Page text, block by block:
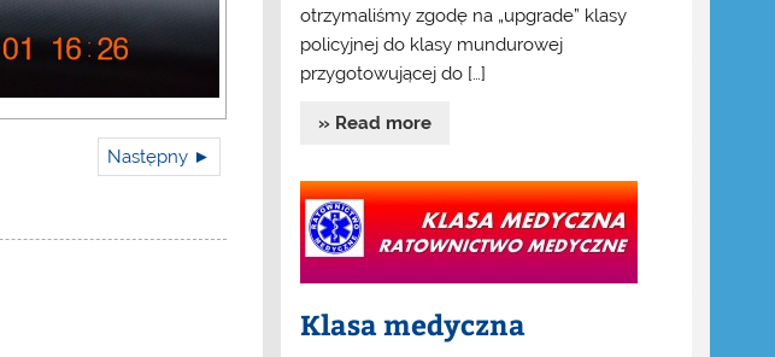
Następny ►
otrzymaliśmy zgodę na „upgrade” klasy
policyjnej do klasy mundurowej
przygotowującej do […]
» Read more
Klasa medyczna